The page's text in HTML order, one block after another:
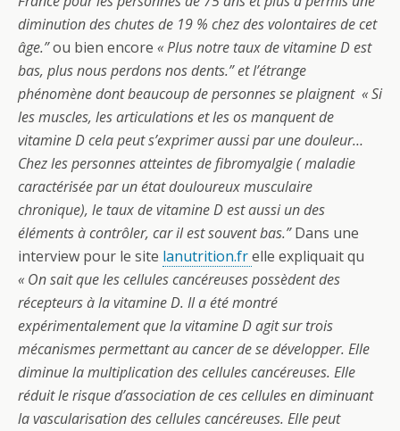
diminution des chutes de 19 % chez des volontaires de cet
âge.”ou bien encore « Plus notre taux de vitamine D est
bas, plus nous perdons nos dents.” et l’étrange
phénomène dont beaucoup de personnes se plaignent « Si
les muscles, les articulations et les os manquent de
vitamine D cela peut s’exprimer aussi par une douleur…
Chez les personnes atteintes de fibromyalgie ( maladie
caractérisée par un état douloureux musculaire
chronique), le taux de vitamine D est aussi un des
éléments à contrôler, car il est souvent bas.”Dans une
interview pour le site lanutrition.frelle expliquait qu
« On sait que les cellules cancéreuses possèdent des
récepteurs à la vitamine D. Il a été montré
expérimentalement que la vitamine D agit sur trois
mécanismes permettant au cancer de se développer. Elle
diminue la multiplication des cellules cancéreuses. Elle
réduit le risque d’association de ces cellules en diminuant
la vascularisation des cellules cancéreuses. Elle peut